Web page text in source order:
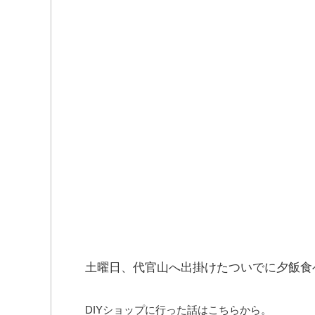
土曜日、代官山へ出掛けたついでに夕飯
DIYショップに行った話はこちらから。